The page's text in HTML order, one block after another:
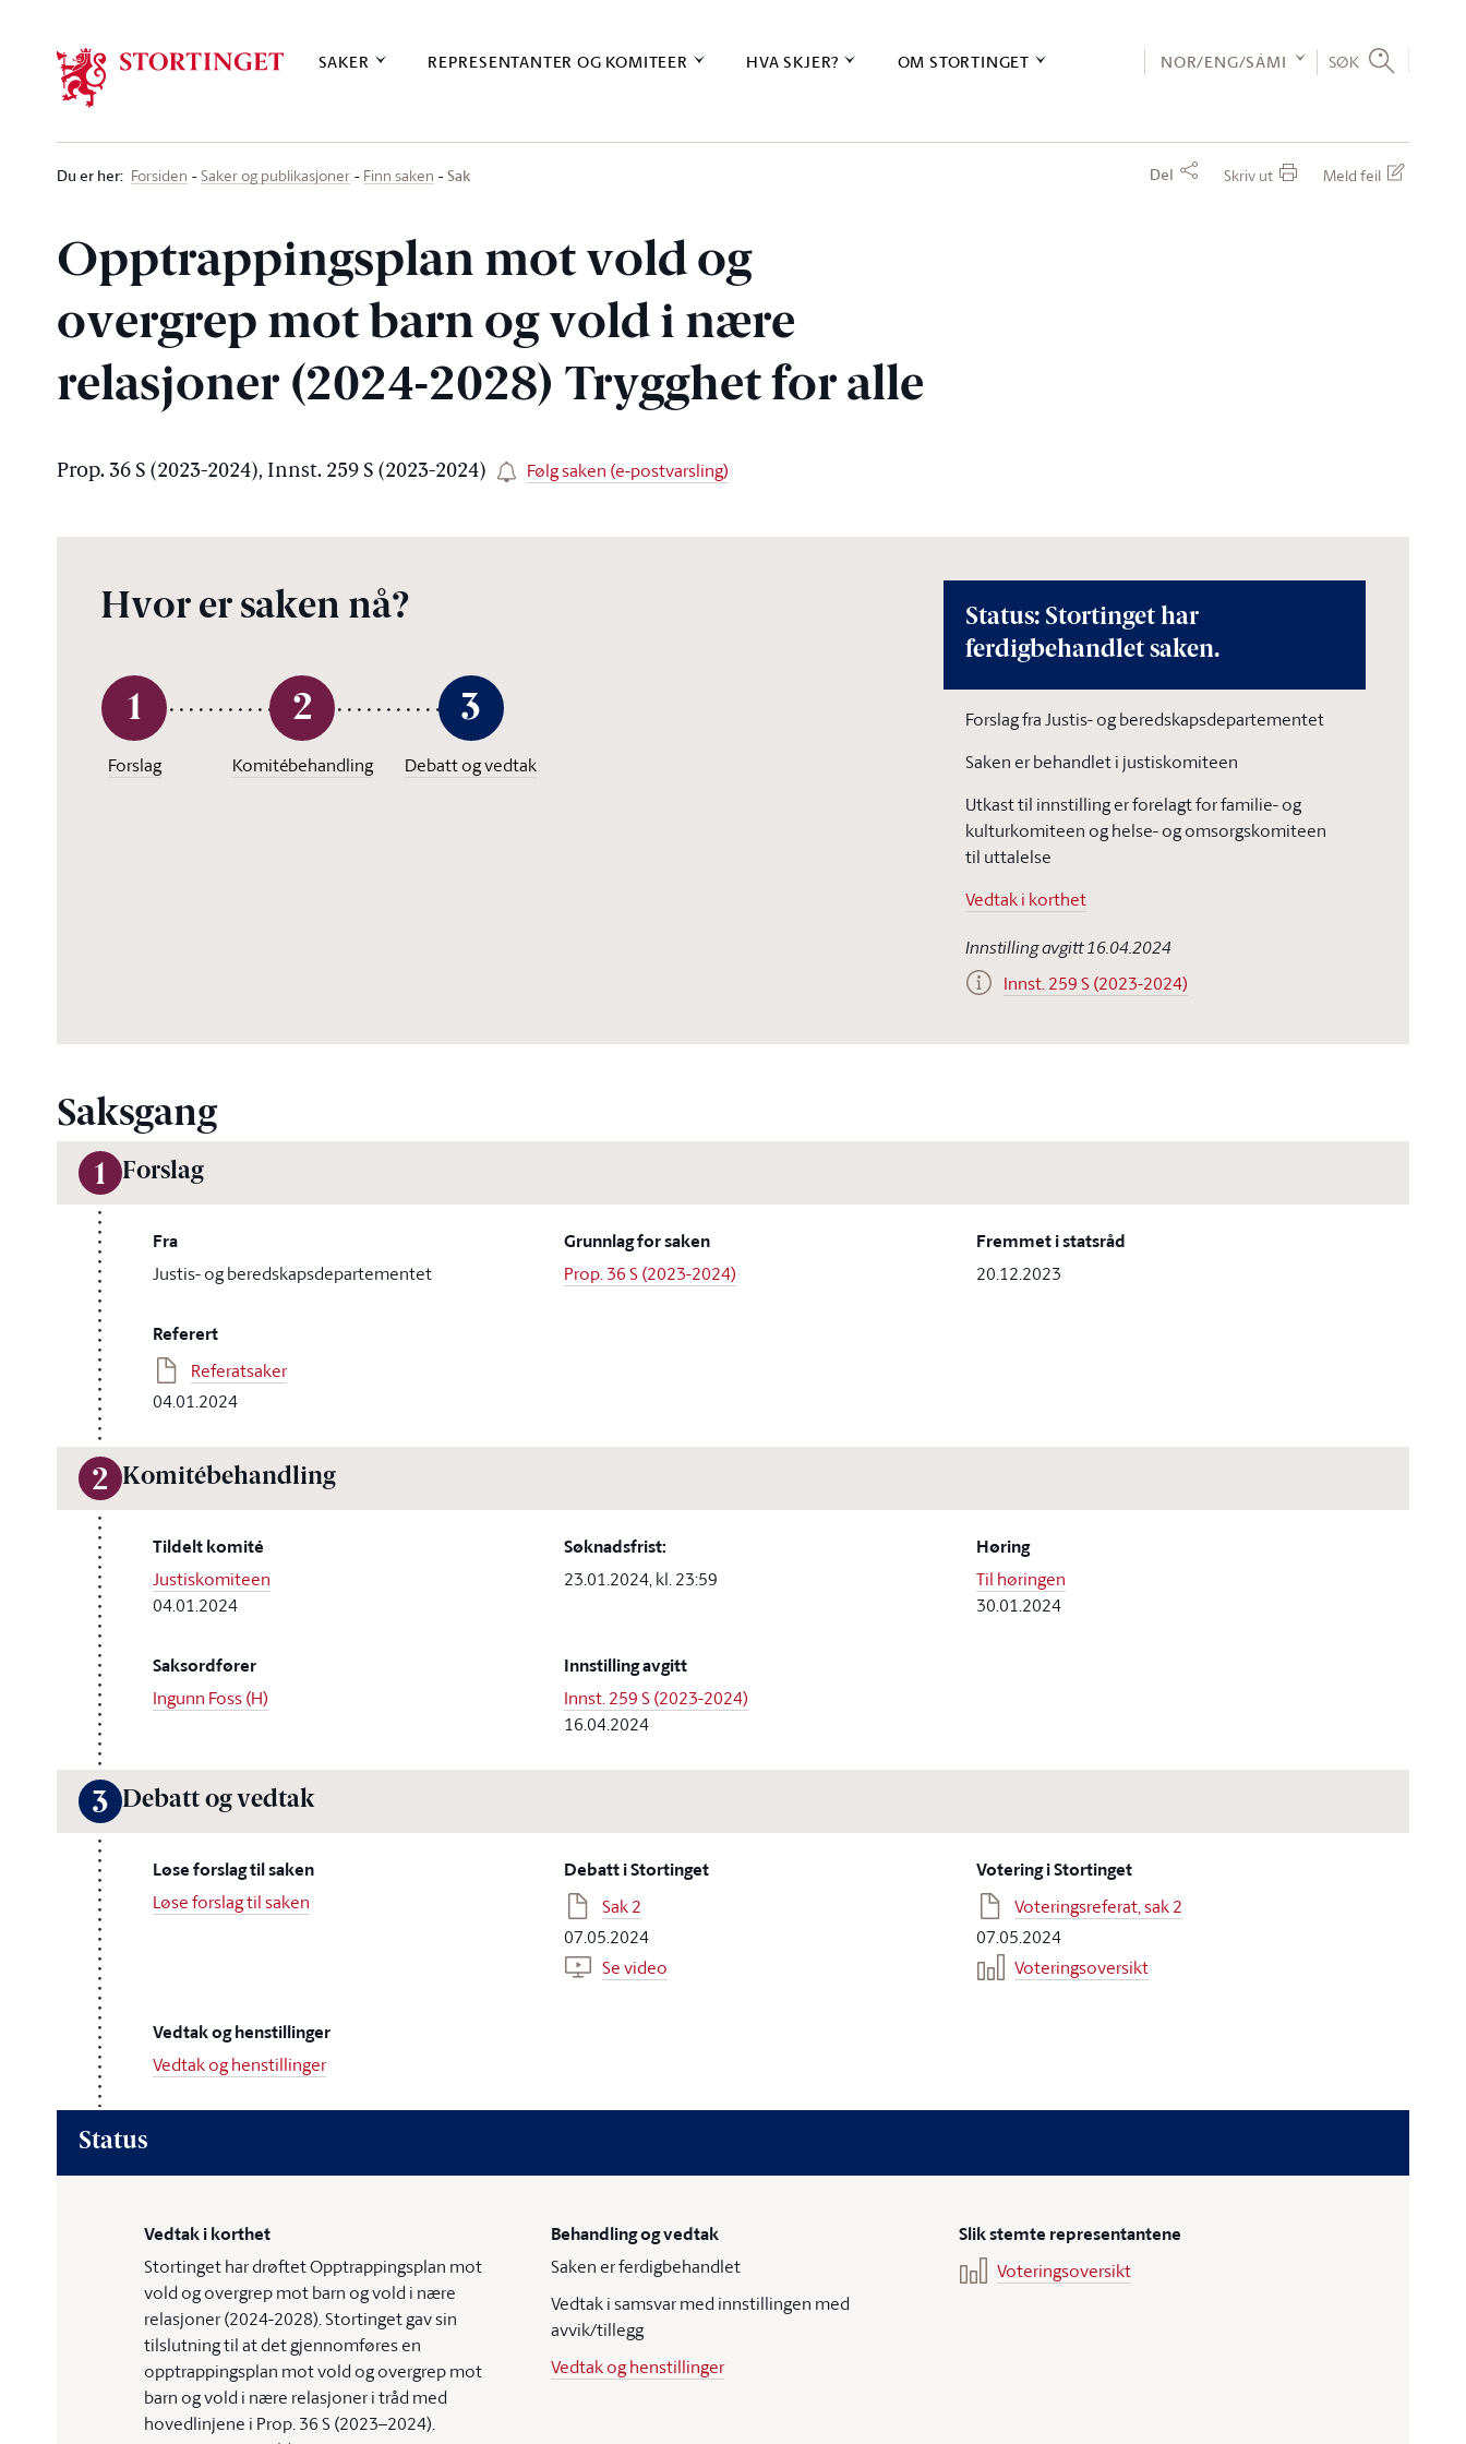
SAKER REPRESENTANTER OG KOMITEER HVA SKJER? OM STORTINGET NOR/ENG/SÁMI SØK
Du er her: Forsiden Saker og publikasjoner Finn saken Sak Del Skriv ut Meld feil
Opptrappingsplan mot vold og
overgrep mot barn og vold i nære
relasjoner (2024-2028) Trygghet for alle
Prop. 36 S (2023-2024), Innst. 259 S (2023-2024) Følg saken (e-postvarsling)
Hvor er saken nå?
1
Forslag
2
Komitébehandling
3
Debatt og vedtak
Status: Stortinget har
ferdigbehandlet saken.
Forslag fra Justis- og beredskapsdepartementet
Saken er behandlet i justiskomiteen
Utkast til innstilling er forelagt for familie- og
kulturkomiteen og helse- og omsorgskomiteen
til uttalelse
Vedtak i korthet
Innstilling avgitt 16.04.2024
Innst. 259 S (2023-2024)
Saksgang
1 Forslag
Fra
Justis- og beredskapsdepartementet
Grunnlag for saken
Prop. 36 S (2023-2024)
Fremmet i statsråd
20.12.2023
Referert
Referatsaker
04.01.2024
2 Komitébehandling
Tildelt komité
Justiskomiteen
04.01.2024
Søknadsfrist:
23.01.2024, kl. 23:59
Høring
Til høringen
30.01.2024
Saksordfører
Ingunn Foss (H)
Innstilling avgitt
Innst. 259 S (2023-2024)
16.04.2024
3 Debatt og vedtak
Løse forslag til saken
Løse forslag til saken
Debatt i Stortinget
Sak 2
07.05.2024
Se video
Votering i Stortinget
Voteringsreferat, sak 2
07.05.2024
Voteringsoversikt
Vedtak og henstillinger
Vedtak og henstillinger
Status
Vedtak i korthet
Stortinget har drøftet Opptrappingsplan mot
vold og overgrep mot barn og vold i nære
relasjoner (2024-2028). Stortinget gav sin
tilslutning til at det gjennomføres en
opptrappingsplan mot vold og overgrep mot
barn og vold i nære relasjoner i tråd med
hovedlinjene i Prop. 36 S (2023–2024).
Behandling og vedtak
Saken er ferdigbehandlet
Vedtak i samsvar med innstillingen med
avvik/tillegg
Vedtak og henstillinger
Slik stemte representantene
Voteringsoversikt